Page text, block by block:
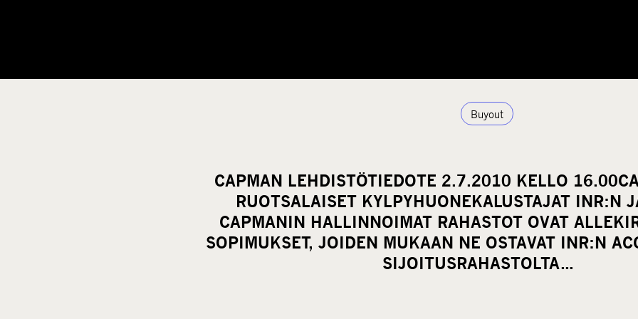
Buyout
CAPMAN LEHDISTÖTIEDOTE 2.7.2010 KELLO
RUOTSALAISET KYLPYHUONEKALUSTAJAT INR:N
CAPMANIN HALLINNOIMAT RAHASTOT OVAT
SOPIMUKSET, JOIDEN MUKAAN NE OSTAVAT INR:N
SIJOITUSRAHASTOLTA…